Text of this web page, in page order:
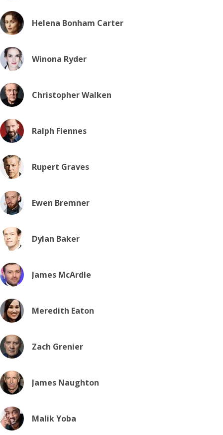
Helena Bonham Carter
Winona Ryder
Christopher Walken
Ralph Fiennes
Rupert Graves
Ewen Bremner
Dylan Baker
James McArdle
Meredith Eaton
Zach Grenier
James Naughton
Malik Yoba